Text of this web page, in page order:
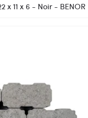
x 11 x 6 - Noir - BENOR